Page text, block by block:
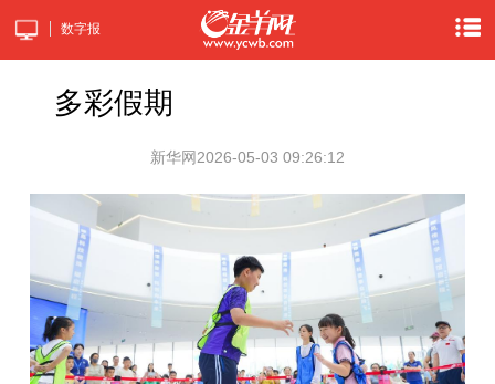
数字报
多彩假期
新华网2026-05-03 09:26:12